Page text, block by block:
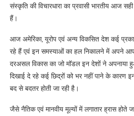
संस्कृति की विचारधारा का प्रवासी भारतीय आज
हैं।
आज अमेरिका, यूरोप एवं अन्य विकसित देश कई
रहे हैं एवं इन समस्याओं का हल निकालने में अपने
दरअसल विकास का जो मॉडल इन देशों ने अपनाया
दिखाई दे रहे कई छिद्रों को भर नहीं पाने के कारण
बद से बदतर होती जा रही है।
जैसे नैतिक एवं मानवीय मूल्यों में लगातार ह्रास होते